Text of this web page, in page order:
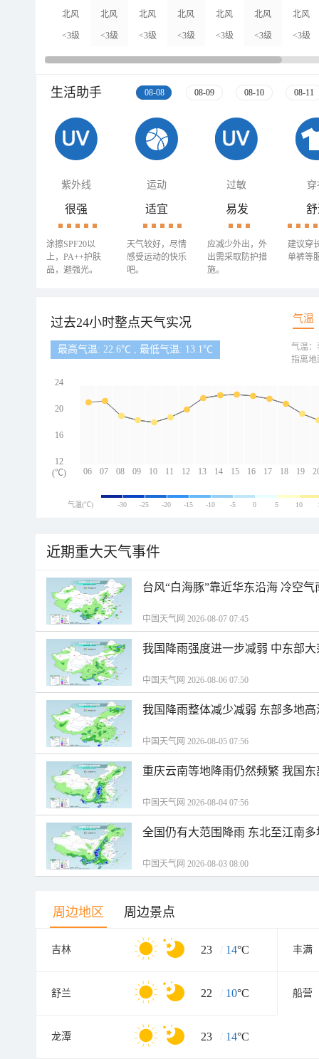
北风
<3级
北风
<3级
北风
<3级
北风
<3级
北风
<3级
北风
<3级
北风
<3级
生活助手 08-08 08-09 08-10 08-11
紫外线 运动 过敏 穿
很强
涂擦SPF20以
上，PA++护肤
品，避强光。
适宜
天气较好，尽情
感受运动的快乐
吧。
易发
应减少外出，外
出需采取防护措
施。
建议穿
单裤等
过去24小时整点天气实况 气温
最高气温: 22.6℃ , 最低气温: 13.1℃
06 07 08 09 10 11 12 13 14 15 16 17 18 19
24
20
16
12
(℃)
气温：
指离地
气温(℃) -30 -25 -20 -15 -10 -5 0 5 10
近期重大天气事件
台风“白海豚”靠近华东沿海 冷空
中国天气网 2026-08-07 07:45
我国降雨强度进一步减弱 中东部
中国天气网 2026-08-06 07:50
我国降雨整体减少减弱 东部多地
中国天气网 2026-08-05 07:56
重庆云南等地降雨仍然频繁 我国
中国天气网 2026-08-04 07:56
全国仍有大范围降雨 东北至江南
中国天气网 2026-08-03 08:00
周边地区 周边景点
吉林 23 / 14°C 丰满
舒兰 22 / 10°C 船营
龙潭 23 / 14°C